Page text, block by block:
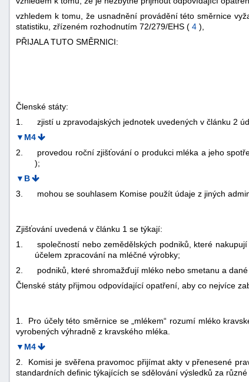
vzhledem k tomu, že usnadnění provádění této směrnice
statistiku, zřízeném rozhodnutím 72/279/EHS ( 4 ),
PŘIJALA TUTO SMĚRNICI:
Členské státy:
1.
zjistí u zpravodajských jednotek uvedených v článku 2
▼M4
2.
provedou roční zjišťování o produkci mléka a jeho
);
▼B
3.
mohou se souhlasem Komise použít údaje z jiných
Zjišťování uvedená v článku 1 se týkají:
1.
společností nebo zemědělských podniků, které
účelem zpracování na mléčné výrobky;
2.
podniků, které shromažďují mléko nebo smetanu a
Členské státy přijmou odpovídající opatření, aby co nejvíce
1. Pro účely této směrnice se „mlékem“ rozumí mléko
vyrobených výhradně z kravského mléka.
▼M4
2. Komisi je svěřena pravomoc přijímat akty v přenesené
standardních definic týkajících se sdělování výsledků za různé